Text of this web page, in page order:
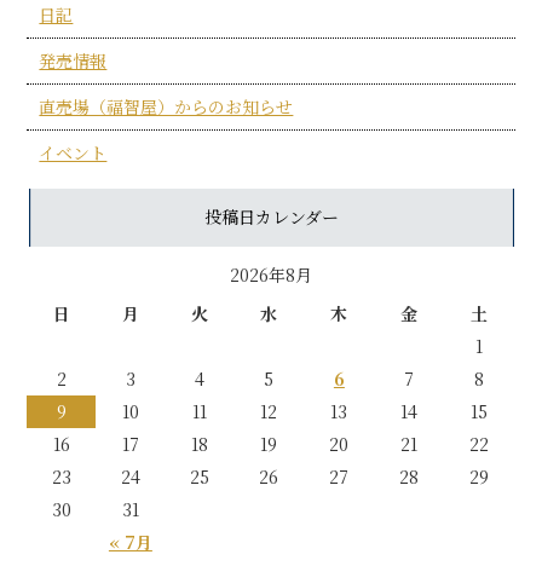
日記
発売情報
直売場（福智屋）からのお知らせ
イベント
投稿日カレンダー
2026年8月
日
月 火 水 木 金 土
« 7月
1
2
3 4 5 6 7
8
9
10 11 12 13 14
15
16
17 18 19 20 21
22
23
24 25 26 27 28
29
30
31